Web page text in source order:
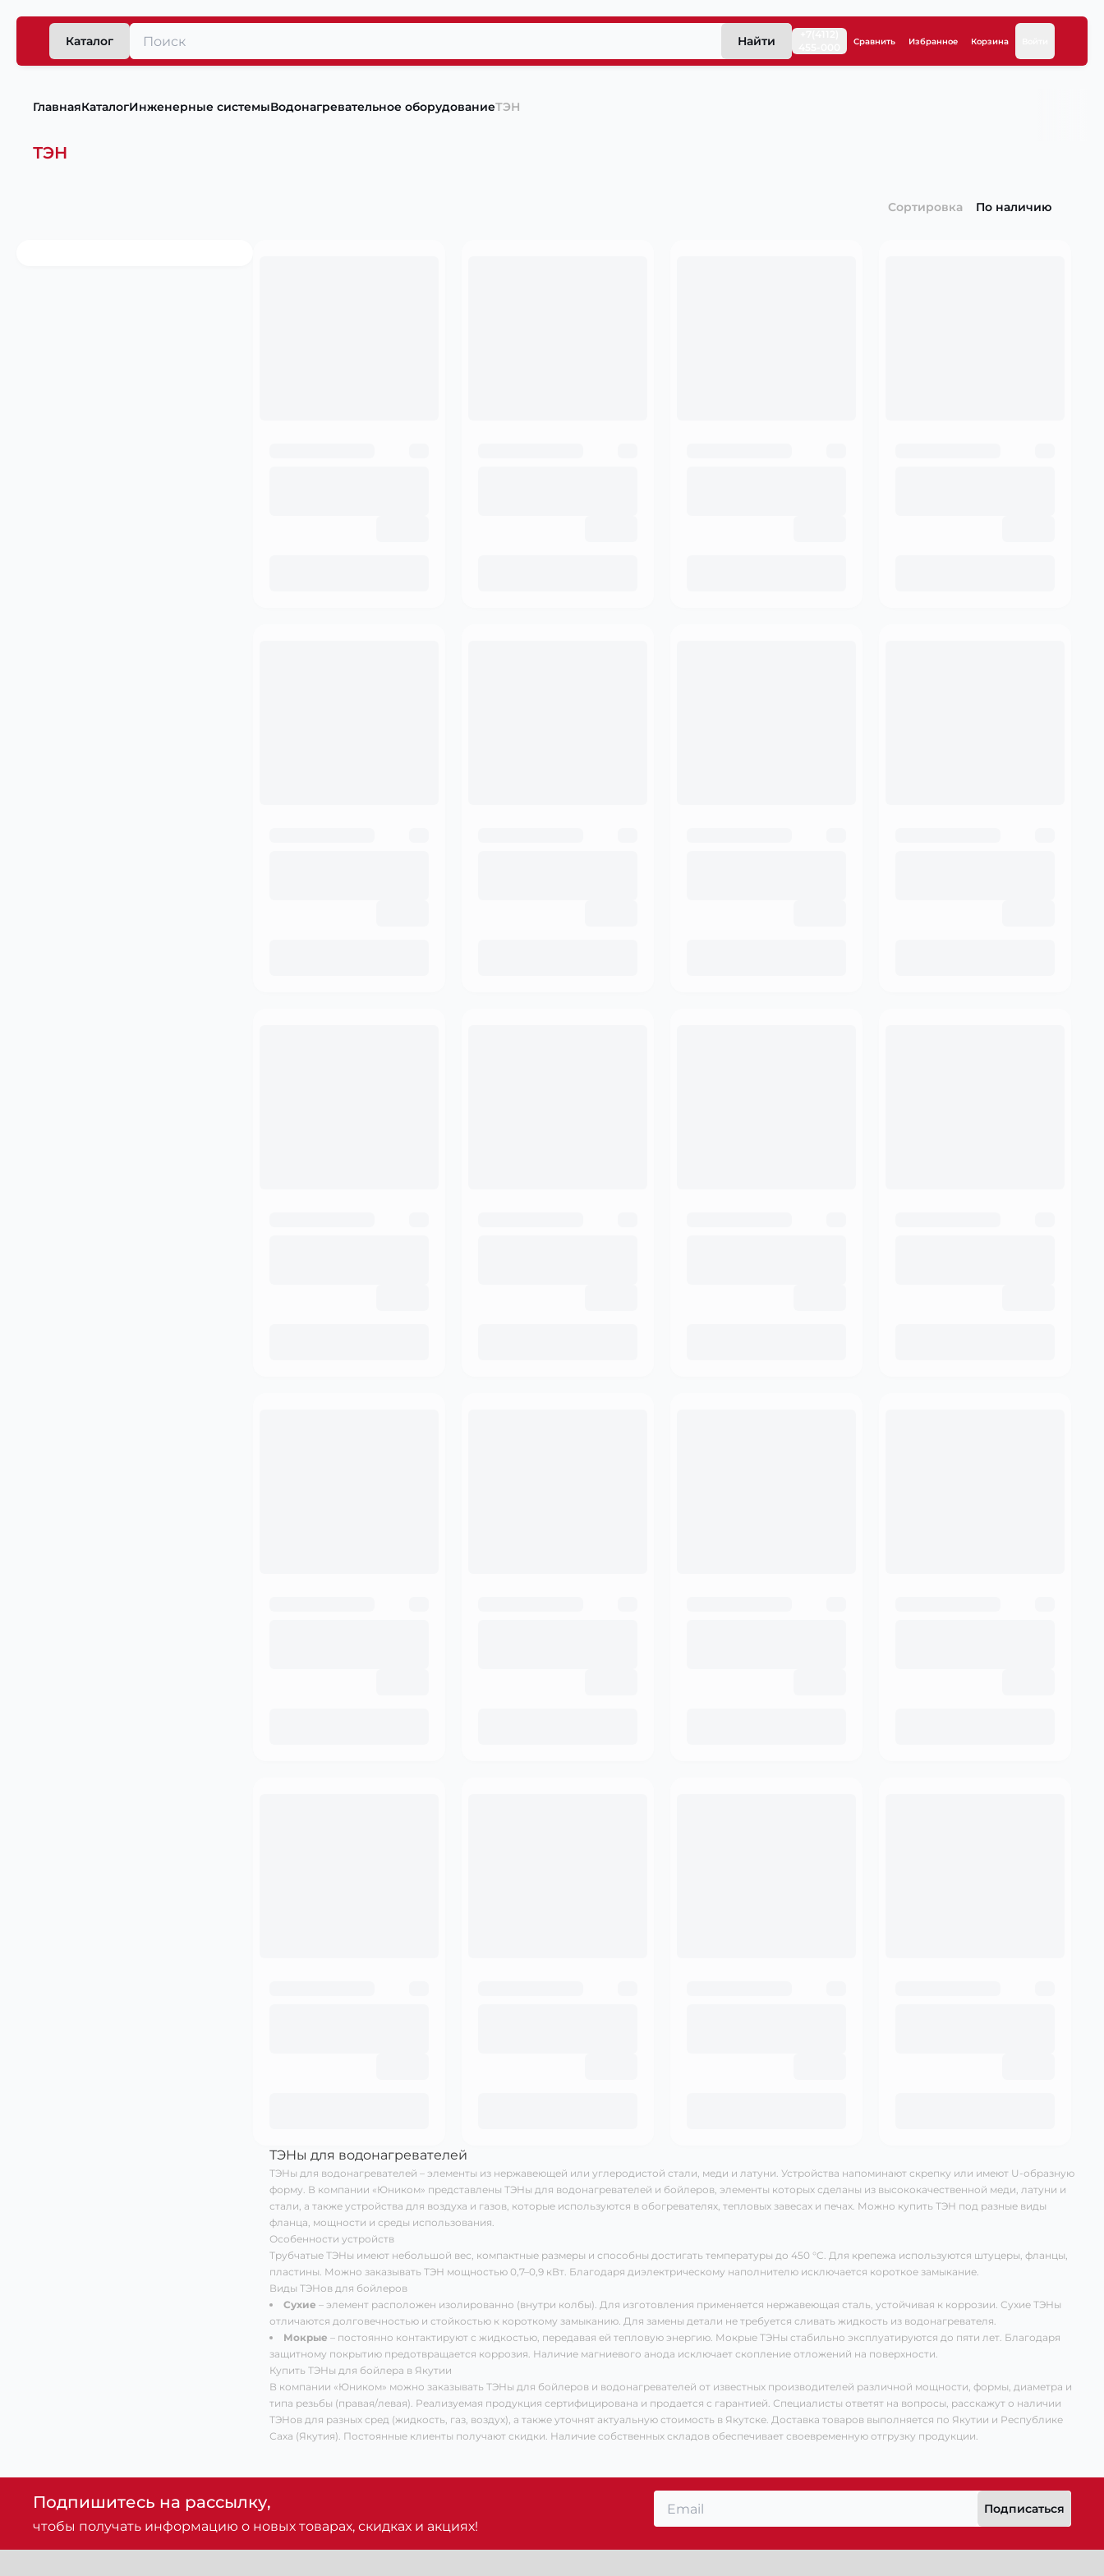
Каталог Найти Сравнить Избранное Корзина
ГлавнаяКаталогИнженерные системыВодонагревательное оборудованиеТЭН
ТЭН
Сортировка По наличию
ТЭНы для водонагревателей
ТЭНы для водонагревателей – элементы из нержавеющей или углеродистой стали, меди и латуни. Устройства напоминают скрепку или имеют U-образную
форму. В компании «Юником» представлены ТЭНы для водонагревателей и бойлеров, элементы которых сделаны из высококачественной меди, латуни и
стали, а также устройства для воздуха и газов, которые используются в обогревателях, тепловых завесах и печах. Можно купить ТЭН под разные виды
фланца, мощности и среды использования.
Особенности устройств
Трубчатые ТЭНы имеют небольшой вес, компактные размеры и способны достигать температуры до 450 °C. Для крепежа используются штуцеры, фланцы,
пластины. Можно заказывать ТЭН мощностью 0,7–0,9 кВт. Благодаря диэлектрическому наполнителю исключается короткое замыкание.
Виды ТЭНов для бойлеров
Сухие – элемент расположен изолированно (внутри колбы). Для изготовления применяется нержавеющая сталь, устойчивая к коррозии. Сухие ТЭНы
отличаются долговечностью и стойкостью к короткому замыканию. Для замены детали не требуется сливать жидкость из водонагревателя.
Мокрые – постоянно контактируют с жидкостью, передавая ей тепловую энергию. Мокрые ТЭНы стабильно эксплуатируются до пяти лет. Благодаря
защитному покрытию предотвращается коррозия. Наличие магниевого анода исключает скопление отложений на поверхности.
Купить ТЭНы для бойлера в Якутии
В компании «Юником» можно заказывать ТЭНы для бойлеров и водонагревателей от известных производителей различной мощности, формы, диаметра и
типа резьбы (правая/левая). Реализуемая продукция сертифицирована и продается с гарантией. Специалисты ответят на вопросы, расскажут о наличии
ТЭНов для разных сред (жидкость, газ, воздух), а также уточнят актуальную стоимость в Якутске. Доставка товаров выполняется по Якутии и Республике
Саха (Якутия). Постоянные клиенты получают скидки. Наличие собственных складов обеспечивает своевременную отгрузку продукции.
Подпишитесь на рассылку,
чтобы получать информацию о новых товарах, скидках и акциях!
Подписаться